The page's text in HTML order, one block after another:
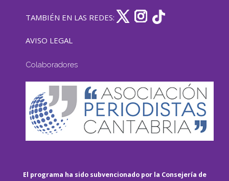
TAMBIÉN EN LAS REDES:
AVISO LEGAL
Colaboradores
El programa ha sido subvencionado por la Consejería de